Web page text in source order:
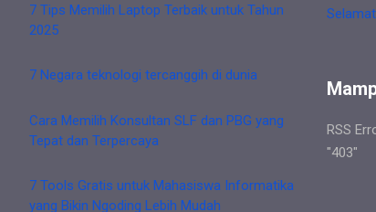
7 Tips Memilih Laptop Terbaik untuk Tahun
2025
7 Negara teknologi tercanggih di dunia
Cara Memilih Konsultan SLF dan PBG yang
Tepat dan Terpercaya
7 Tools Gratis untuk Mahasiswa Informatika
yang Bikin Ngoding Lebih Mudah
RSS
"403"